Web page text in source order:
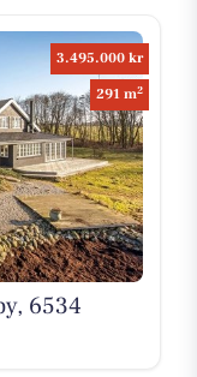
3.495.000 kr
291 m2
6534